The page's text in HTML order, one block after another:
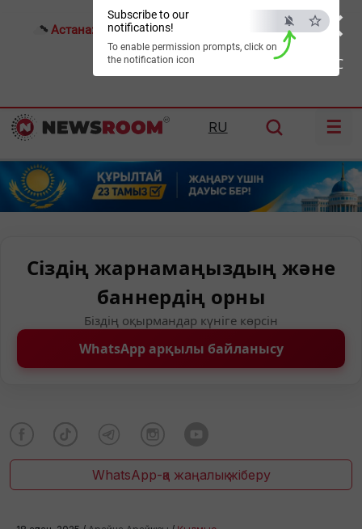
×
ESC
Subscribe to our
notifications!
To enable permission prompts, click on
the notification icon
Астана: 26°C Алматы: Шымкент:35°C
RU ☰
Сіздің жарнамаңыздың және
баннердің орны
Біздің оқырмандар күніге көрсін
WhatsApp арқылы байланысу
WhatsApp-қа жаңалық жіберу